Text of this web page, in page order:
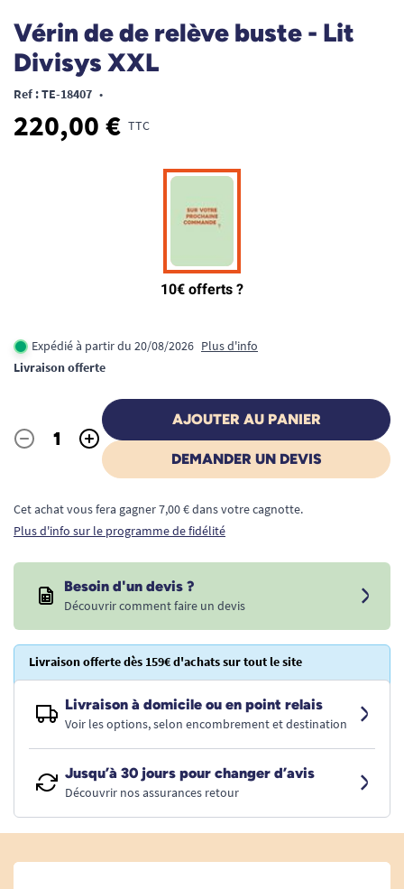
Vérin de de relève buste - Lit
Divisys XXL
Ref : TE-18407 •
220,00 € TTC
Expédié à partir du 20/08/2026 Plus d'info
Livraison offerte
Quantité
- +
AJOUTER AU PANIER
DEMANDER UN DEVIS
Cet achat vous fera gagner 7,00 € dans votre cagnotte.
Plus d'info sur le programme de fidélité
Besoin d'un devis ?
Découvrir comment faire un devis
Livraison offerte dès 159€ d'achats sur tout le site
Livraison à domicile ou en point relais
Voir les options, selon encombrement et destination
Jusqu’à 30 jours pour changer d’avis
Découvrir nos assurances retour